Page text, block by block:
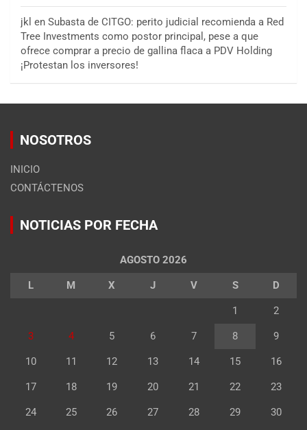
jkl en Subasta de CITGO: perito judicial recomienda a Red
Tree Investments como postor principal, pese a que
ofrece comprar a precio de gallina flaca a PDV Holding
¡Protestan los inversores!
NOSOTROS
INICIO
CONTÁCTENOS
NOTICIAS POR FECHA
AGOSTO 2026
L M X J V S D
1 2
3 4 5 6 7 8 9
10 11 12 13 14 15 16
17 18 19 20 21 22 23
24 25 26 27 28 29 30